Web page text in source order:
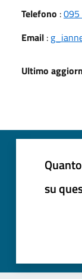
Telefono :095
Email :
Ultimo
su